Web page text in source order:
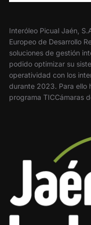
Interóleo Picual Jaén,
Europeo de Desarrollo
soluciones de gestión
podido optimizar su
operatividad con los
durante 2023. Para ello
programa TICCámaras